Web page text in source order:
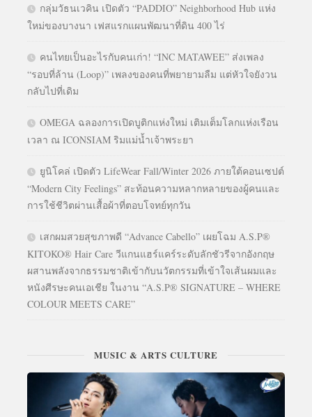
กลุ่มวัธนเวคิน เปิดตัว “PADDIO” Neighborhood Hub แห่ง
ใหม่ของบางนา เฟสแรกแผนพัฒนาที่ดิน 400 ไร่
คนไทยเป็นอะไรกับคนเก่า! “INC MATAWEE” ส่งเพลง
“รอบที่ล้าน (Loop)” เพลงของคนที่พยายามลืม แต่หัวใจยังวน
กลับไปที่เดิม
OMEGA ฉลองการเปิดบูติกแห่งใหม่ เติมเต็มโลกแห่งเรือน
เวลา ณ ICONSIAM ริมแม่น้ำเจ้าพระยา
ยูนิโคล่ เปิดตัว LifeWear Fall/Winter 2026 ภายใต้คอนเซปต์
“Modern City Feelings” สะท้อนความหลากหลายของผู้คนและ
การใช้ชีวิตผ่านเสื้อผ้าที่ตอบโจทย์ทุกวัน
เสกผมสวยสุขภาพดี “Advance Cabello” เผยโฉม A.S.P®
KITOKO® Hair Care วีแกนแฮร์แคร์ระดับลักชัวรีจากอังกฤษ
ผสานพลังจากธรรมชาติเข้ากับนวัตกรรมที่เข้าใจเส้นผมและ
หนังศีรษะคนเอเชีย ในงาน “A.S.P® SIGNATURE – WHERE
COLOUR MEETS CARE”
MUSIC & ARTS CULTURE